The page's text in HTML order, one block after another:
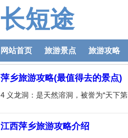
长短途
网站首页 旅游景点 旅游攻略
萍乡旅游攻略(最值得去的景点)
江西萍乡旅游攻略介绍